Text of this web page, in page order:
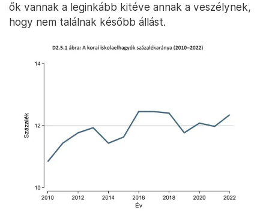
ők vannak a leginkább kitéve annak a veszélynek,
hogy nem találnak később állást.